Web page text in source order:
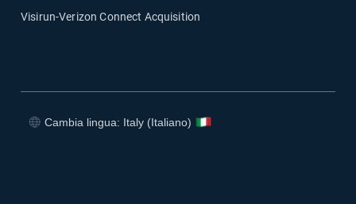
Visirun-Verizon Connect Acquisition
Cambia lingua: Italy (Italiano)